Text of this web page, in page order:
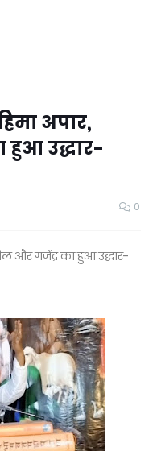
अपार,
उद्धार-
0
और गजेंद्र का हुआ उद्धार-